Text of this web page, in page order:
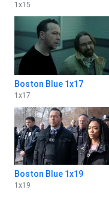
1 x15
Boston Blue 1x17
1 x17
Boston Blue 1x19
1 x19